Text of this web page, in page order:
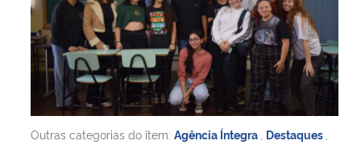
Outras categorias do item: Agência Íntegra Destaques